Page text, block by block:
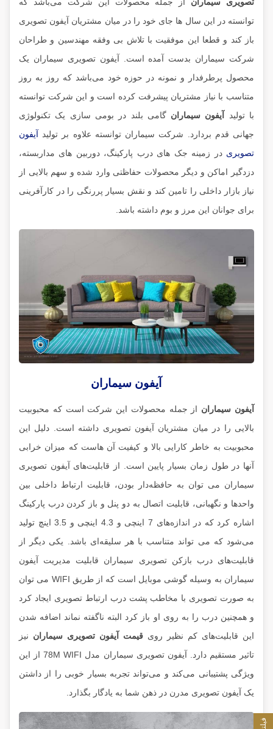
توانسته در این سال ها جای خود را در میان مشتریان آیفون تصویری
باز کند و قطعا این موفقیت با تلاش بی وفقه مهندسین و طراحان
شرکت سیماران بدست آمده است. آیفون تصویری سیماران یک
محصول پرطرفدار و نمونه در حوزه خود می‌باشد که روز به روز
متناسب با نیاز مشتریان پیشرفت کرده است و این شرکت توانسته
با تولید
آیفون سیمارانگامی بلند در بومی سازی یک تکنولوژی
جهانی قدم بردارد. شرکت سیماران توانسته علاوه بر تولید آیفون
تصویری در زمینه جک های درب پارکینگ، دوربین های مداربسته،
دزدگیر اماکن و دیگر محصولات حفاظتی وارد شده و سهم بالایی از
نیاز بازار داخلی را تامین کند و نقش بسیار پررنگی را در کارآفرینی
برای جوانان این مرز و بوم داشته باشد.
آیفون سیماران
آیفون سیماران از جمله محصولات این شرکت است که محبوبیت
بالایی را در میان مشتریان آیفون تصویری داشته است. دلیل این
محبوبیت به خاطر کارایی بالا و کیفیت آن هاست که میزان خرابی
آنها در طول زمان بسیار پایین است. از قابلیت‌های آیفون تصویری
سیماران می توان به حافظه‌دار بودن، قابلیت ارتباط داخلی بین
واحد‌ها و نگهبانی، قابلیت اتصال به دو پنل و باز کردن درب پارکینگ
اشاره کرد که در اندازه‌های 7 اینچی و 4.3 اینچی و 3.5 اینچ تولید
می‌شود که می تواند متناسب با هر سلیقه‌ای باشد. یکی دیگر از
قابلیت‌های درب بازکن تصویری سیماران قابلیت مدیریت آیفون
سیماران به وسیله گوشی موبایل است که از طریق WIFI می توان
به صورت تصویری با مخاطب پشت درب ارتباط تصویری ایجاد کرد
و همچنین درب را به روی او باز کرد البته ناگفته نماند اضافه شدن
این قابلیت‌های کم نظیر روی قیمت آیفون تصویری سیماران نیز
تاثیر مستقیم دارد. آیفون تصویری سیماران مدل 78M WIFI از این
ویژگی پشتیبانی می‌کند و می‌تواند تجربه بسیار خوبی را از داشتن
یک آیفون تصویری مدرن در ذهن شما به یادگار بگذارد.
فیلتر